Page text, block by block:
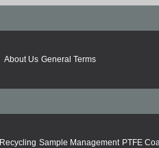
About Us General Terms
Recycling Sample Management PTFE